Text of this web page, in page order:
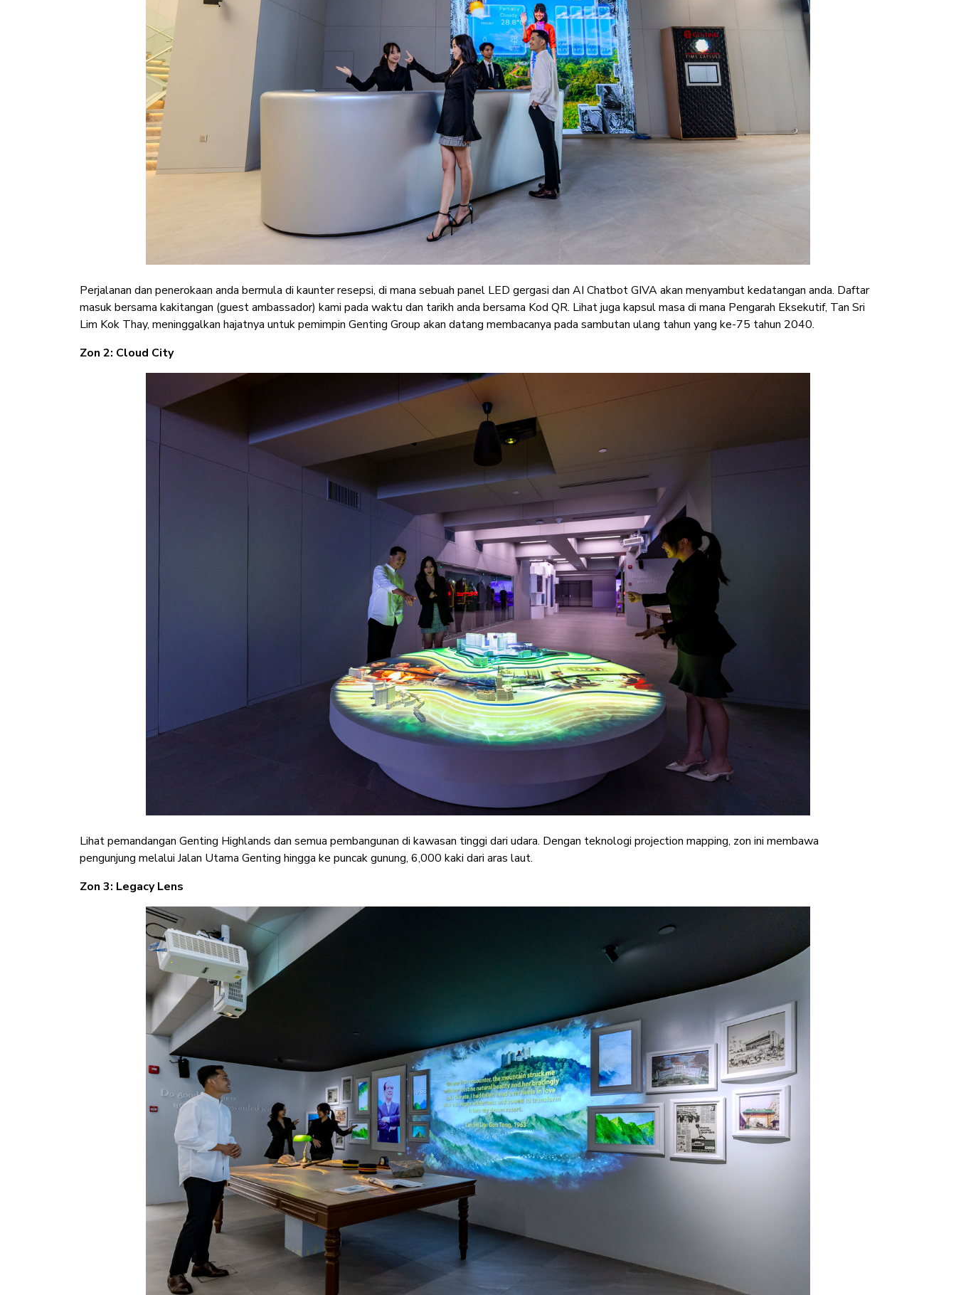
Perjalanan dan penerokaan anda bermula di kaunter resepsi, di mana sebuah panel LED gergasi dan AI Chatbot GIVA akan menyambut kedatangan anda. Daftar
masuk bersama kakitangan (guest ambassador) kami pada waktu dan tarikh anda bersama Kod QR. Lihat juga kapsul masa di mana Pengarah Eksekutif, Tan Sri
Lim Kok Thay, meninggalkan hajatnya untuk pemimpin Genting Group akan datang membacanya pada sambutan ulang tahun yang ke-75 tahun 2040.
Zon 2: Cloud City
Lihat pemandangan Genting Highlands dan semua pembangunan di kawasan tinggi dari udara. Dengan teknologi projection mapping, zon ini membawa
pengunjung melalui Jalan Utama Genting hingga ke puncak gunung, 6,000 kaki dari aras laut.
Zon 3: Legacy Lens